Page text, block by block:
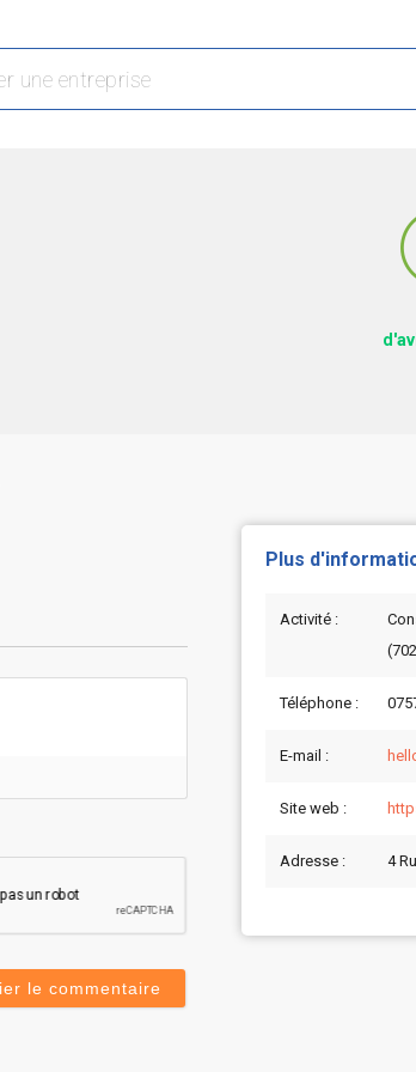
Plus
Activité :
Téléphone :
E-mail :
Site web :
Adresse : 4